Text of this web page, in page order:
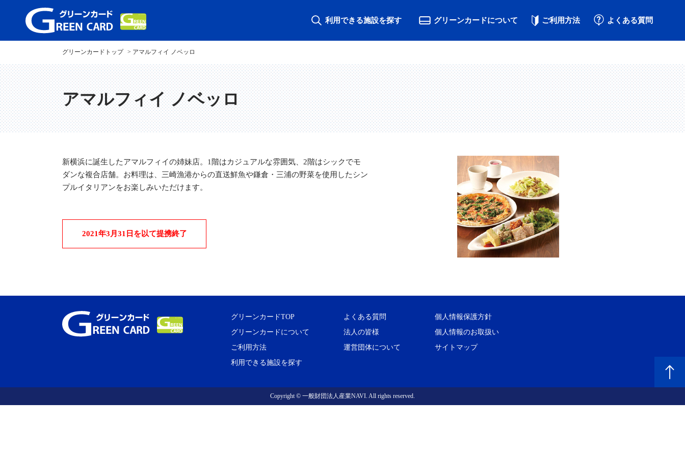
利用できる施設を探す グリーンカードについて ご利用方法 よくある質問
グリーンカードトップ アマルフィイ ノベッロ
アマルフィイ ノベッロ
新横浜に誕生したアマルフィイの姉妹店。1階はカジュアルな雰囲気、2階はシックでモ
ダンな複合店舗。お料理は、三崎漁港からの直送鮮魚や鎌倉・三浦の野菜を使用したシン
プルイタリアンをお楽しみいただけます。
2021年3月31日を以て提携終了
グリーンカードTOP
グリーンカードについて
ご利用方法
利用できる施設を探す
よくある質問
法人の皆様
運営団体について
個人情報保護方針
個人情報のお取扱い
サイトマップ
Copyright © 一般財団法人産業NAVI. All rights reserved.